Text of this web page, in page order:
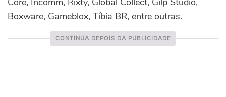
Boxware, Gameblox, Tíbia BR, entre outras.